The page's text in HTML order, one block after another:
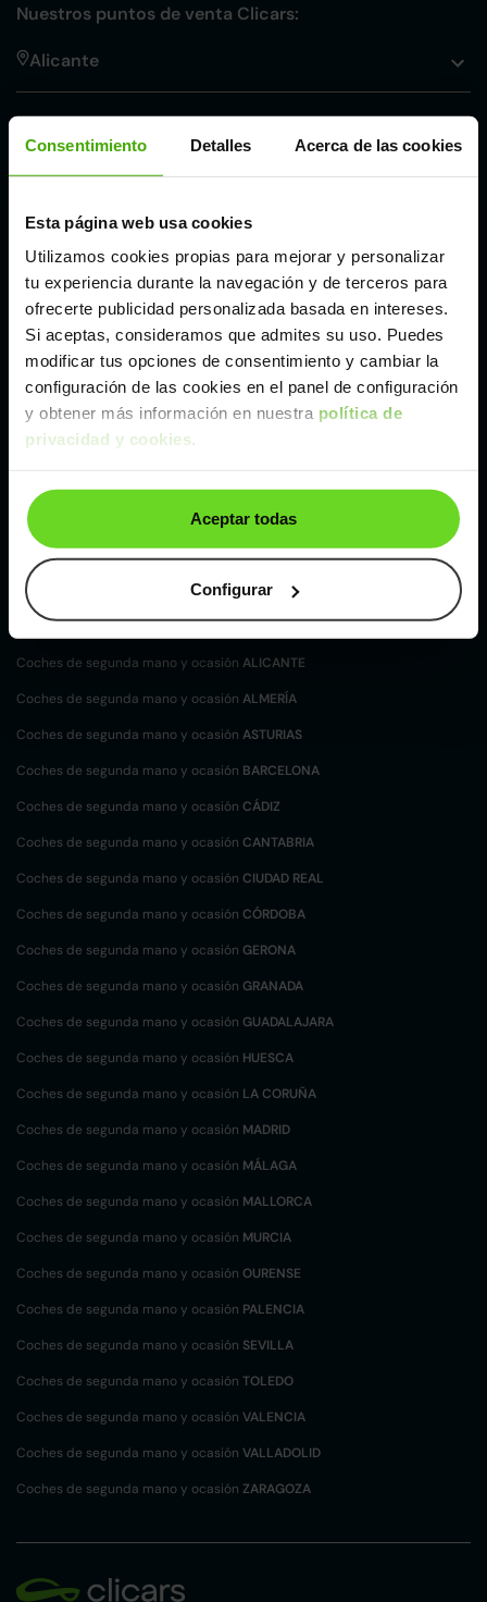
Consentimiento Detalles Acerca de las cookies
Esta página web usa cookies
Utilizamos cookies propias para mejorar y personalizar
tu experiencia durante la navegación y de terceros para
ofrecerte publicidad personalizada basada en intereses.
Si aceptas, consideramos que admites su uso. Puedes
modificar tus opciones de consentimiento y cambiar la
configuración de las cookies en el panel de configuración
y obtener más información en nuestra política de
privacidad y cookies.
Aceptar todas
Configurar
Nuestros puntos de venta Clicars:
Alicante
Málaga
Valencia
Zaragoza
Audi Q2 de segunda mano y ocasión
Coches desegunda mano y ocasión por
localización
Coches de segunda mano y ocasiónALBACETE
Coches de segunda mano y ocasión ALICANTE
Coches de segunda mano y ocasión ALMERÍA
Coches de segunda mano y ocasión ASTURIAS
Coches de segunda mano y ocasión BARCELONA
Coches de segunda mano y ocasión CÁDIZ
Coches de segunda mano y ocasión CANTABRIA
Coches de segunda mano y ocasión CIUDAD REAL
Coches de segunda mano y ocasión CÓRDOBA
Coches de segunda mano y ocasión GERONA
Coches de segunda mano y ocasión GRANADA
Coches de segunda mano y ocasión GUADALAJARA
Coches de segunda mano y ocasión HUESCA
Coches de segunda mano y ocasión LA CORUÑA
Coches de segunda mano y ocasión MADRID
Coches de segunda mano y ocasión MÁLAGA
Coches de segunda mano y ocasión MALLORCA
Coches de segunda mano y ocasión MURCIA
Coches de segunda mano y ocasión OURENSE
Coches de segunda mano y ocasión PALENCIA
Coches de segunda mano y ocasión SEVILLA
Coches de segunda mano y ocasión TOLEDO
Coches de segunda mano y ocasión VALENCIA
Coches de segunda mano y ocasión VALLADOLID
Coches de segunda mano y ocasión ZARAGOZA